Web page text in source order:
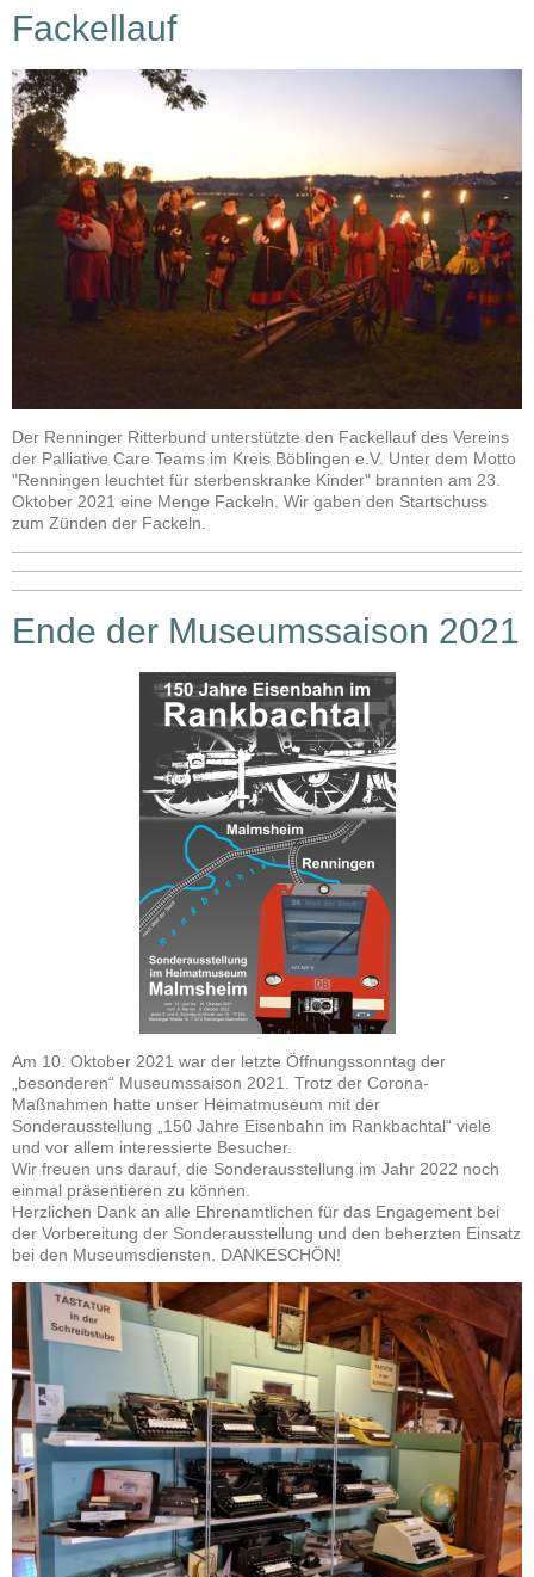
Fackellauf
Der Renninger Ritterbund unterstützte den Fackellauf des Vereins
der Palliative Care Teams im Kreis Böblingen e.V. Unter dem Motto
"Renningen leuchtet für sterbenskranke Kinder" brannten am 23.
Oktober 2021 eine Menge Fackeln. Wir gaben den Startschuss
zum Zünden der Fackeln.
Ende der Museumssaison 2021
Am 10. Oktober 2021 war der letzte Öffnungssonntag der
„besonderen“ Museumssaison 2021. Trotz der Corona-
Maßnahmen hatte unser Heimatmuseum mit der
Sonderausstellung „150 Jahre Eisenbahn im Rankbachtal“ viele
und vor allem interessierte Besucher.
Wir freuen uns darauf, die Sonderausstellung im Jahr 2022 noch
einmal präsentieren zu können.
Herzlichen Dank an alle Ehrenamtlichen für das Engagement bei
der Vorbereitung der Sonderausstellung und den beherzten Einsatz
bei den Museumsdiensten. DANKESCHÖN!